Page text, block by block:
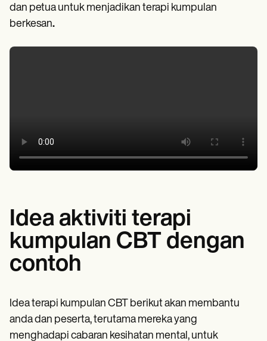
dan petua untuk menjadikan terapi kumpulan
berkesan.
Idea aktiviti terapi
kumpulan CBT dengan
contoh
Idea terapi kumpulan CBT berikut akan membantu
anda dan peserta, terutama mereka yang
menghadapi cabaran kesihatan mental, untuk